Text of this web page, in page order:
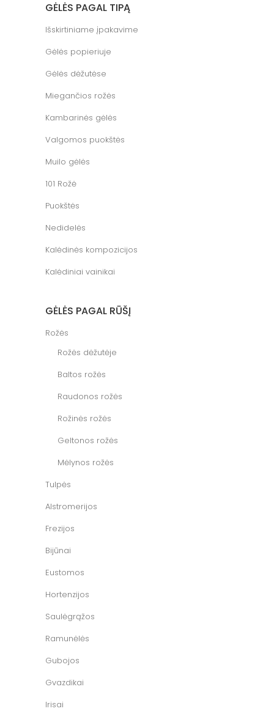
GĖLĖS PAGAL TIPĄ
Išskirtiniame įpakavime
Gėlės popieriuje
Gėlės dėžutėse
Miegančios rožės
Kambarinės gėlės
Valgomos puokštės
Muilo gėlės
101 Rožė
Puokštės
Nedidelės
Kalėdinės kompozicijos
Kalėdiniai vainikai
GĖLĖS PAGAL RŪŠĮ
Rožės
Rožės dėžutėje
Baltos rožės
Raudonos rožės
Rožinės rožės
Geltonos rožės
Mėlynos rožės
Tulpės
Alstromerijos
Frezijos
Bijūnai
Eustomos
Hortenzijos
Saulėgrąžos
Ramunėlės
Gubojos
Gvazdikai
Irisai